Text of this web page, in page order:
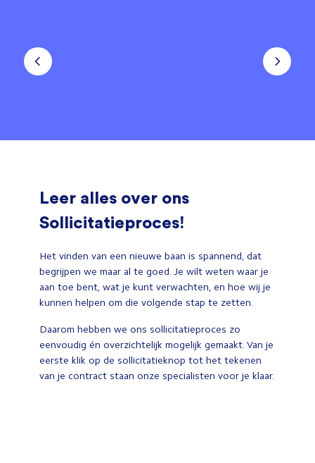
Leer alles over ons
Sollicitatieproces!
Het vinden van een nieuwe baan is spannend, dat
begrijpen we maar al te goed. Je wilt weten waar je
aan toe bent, wat je kunt verwachten, en hoe wij je
kunnen helpen om die volgende stap te zetten.
Daarom hebben we ons sollicitatieproces zo
eenvoudig én overzichtelijk mogelijk gemaakt. Van je
eerste klik op de sollicitatieknop tot het tekenen
van je contract staan onze specialisten voor je klaar.